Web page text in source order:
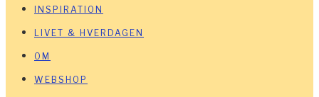
INSPIRATION
LIVET & HVERDAGEN
OM
WEBSHOP